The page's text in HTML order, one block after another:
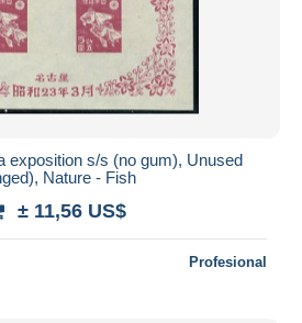
exposition s/s (no gum), Unused
Nature - Fish
± 11,56 US$
Profesional